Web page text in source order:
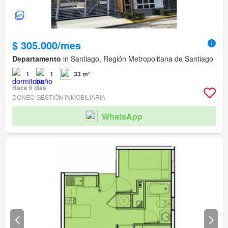
$ 305.000/mes
Departamento in Santiago, Región Metropolitana de Santiago
1 1
33 m²
Hace 6 días
DONEC GESTIÓN INMOBILIARIA
WhatsApp